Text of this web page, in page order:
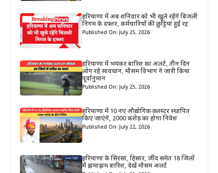
हरियाणा में अब शनिवार को भी खुले रहेंगे बिजली
निगम के दफ्तर, कर्मचारियों की छुट्टियां हुई रद्द
Published On: July 25, 2026
हरियाणा में भयंकर बारिश का अलर्ट, तीन दिन
लोग रहे सावधान, मौसम विभाग ने जारी किया
पूर्वानुमान
Published On: July 25, 2026
हरियाणा में 10 नए औद्योगिक क्लस्टर स्थापित
किए जाएंगे, 2000 करोड़ का होगा निवेश
Published On: July 22, 2026
हरियाणा के सिरसा, हिसार, जींद समेत 18 जिलों
में झमाझम बारिश, देखें मौसम अलर्ट